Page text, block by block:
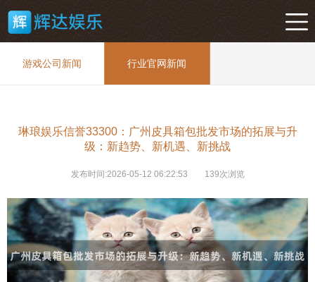
游戏公司新闻 行业官网新闻
琳琅娱乐信誉33300：广州皮具箱包批发市场的拓展与升
级：新趋势、新机遇、新挑战
发布时间:2026-05-12 06:22:53 139次浏览